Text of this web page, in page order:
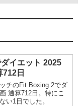
イエット 2025
日
チのFit Boxing 2でダ
通算712日。特にこ
い1日でした。